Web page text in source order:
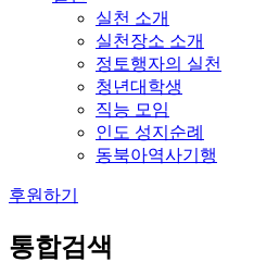
실천 소개
실천장소 소개
정토행자의 실천
청년대학생
직능 모임
인도 성지순례
동북아역사기행
후원하기
통합검색